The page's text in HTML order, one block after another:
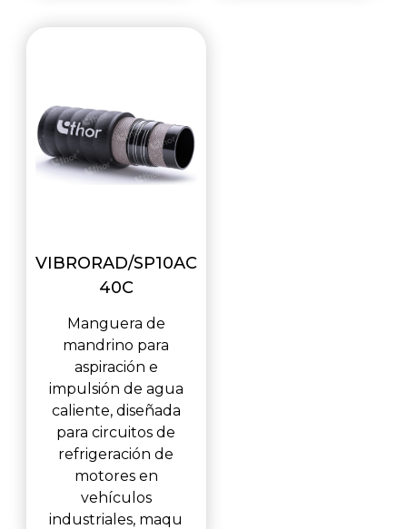
VIBRORAD/SP10AC
40C
Manguera de
mandrino para
aspiración e
impulsión de agua
caliente, diseñada
para circuitos de
refrigeración de
motores en
vehículos
industriales, maqu